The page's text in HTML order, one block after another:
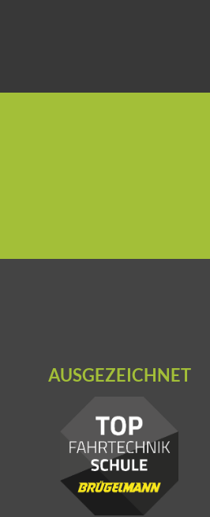
AUSGEZEICHNET